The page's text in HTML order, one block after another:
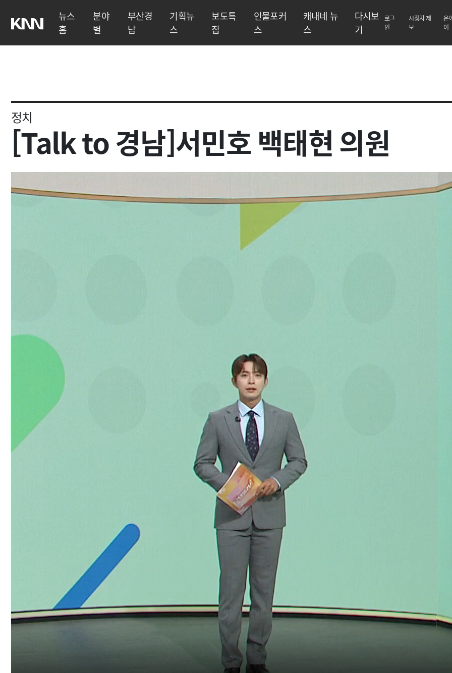
뉴스
홈
분야
별
부산경
남
기획뉴
스
보도특
집
인물포커
스
캐내네 뉴
스
다시보
기
로그
인
시청자 제
보
온
어
정치
[Talk to 경남]서민호 백태현 의원